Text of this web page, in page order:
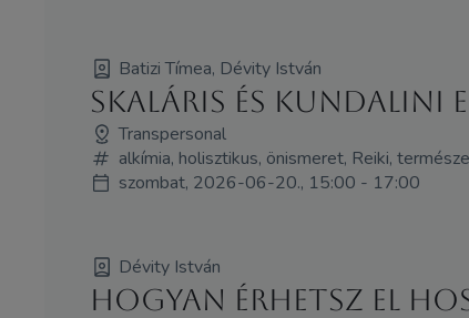
Batizi Tímea, Dévity István
SKALÁRIS ÉS KUNDALINI
Transpersonal
alkímia, holisztikus, önismeret, Reiki,
szombat, 2026-06-20., 15:00 - 17:00
Dévity István
Hogyan érhetsz el